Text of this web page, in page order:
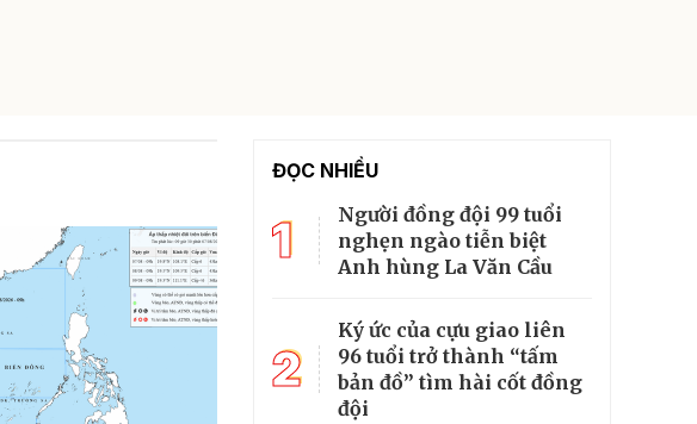
ĐỌC NHIỀU
1
Người đồng đội 99 tuổi
nghẹn ngào tiễn biệt
Anh hùng La Văn Cầu
2
Ký ức của cựu giao liên
96 tuổi trở thành “tấm
bản đồ” tìm hài cốt đồng
đội